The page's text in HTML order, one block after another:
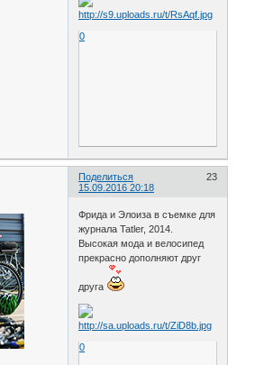
0
Поделиться
23
15.09.2016 20:18
Фрида и Элоиза в съемке для
журнала Tatler, 2014.
Высокая мода и велосипед
прекрасно дополняют друг
друга
0